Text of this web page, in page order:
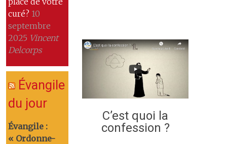
curé? 10
septembre
2025 Vincent
Delcorps
Évangile
du jour
Évangile :
« Ordonne-
C’est quoi la
confession ?